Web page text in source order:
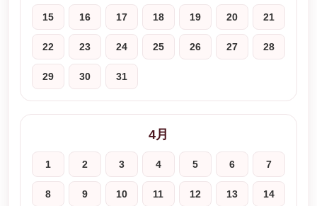
15 16 17 18 19 20 21
22 23 24 25 26 27 28
29 30 31
4月
1 2 3 4 5 6 7
8 9 10 11 12 13 14